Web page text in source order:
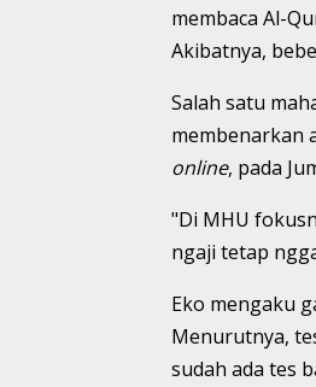
membaca Al-
Akibatnya,
Salah satu
membenarkan
online, pada
"Di MHU
ngaji tetap
Eko mengaku
Menurutnya,
sudah ada tes